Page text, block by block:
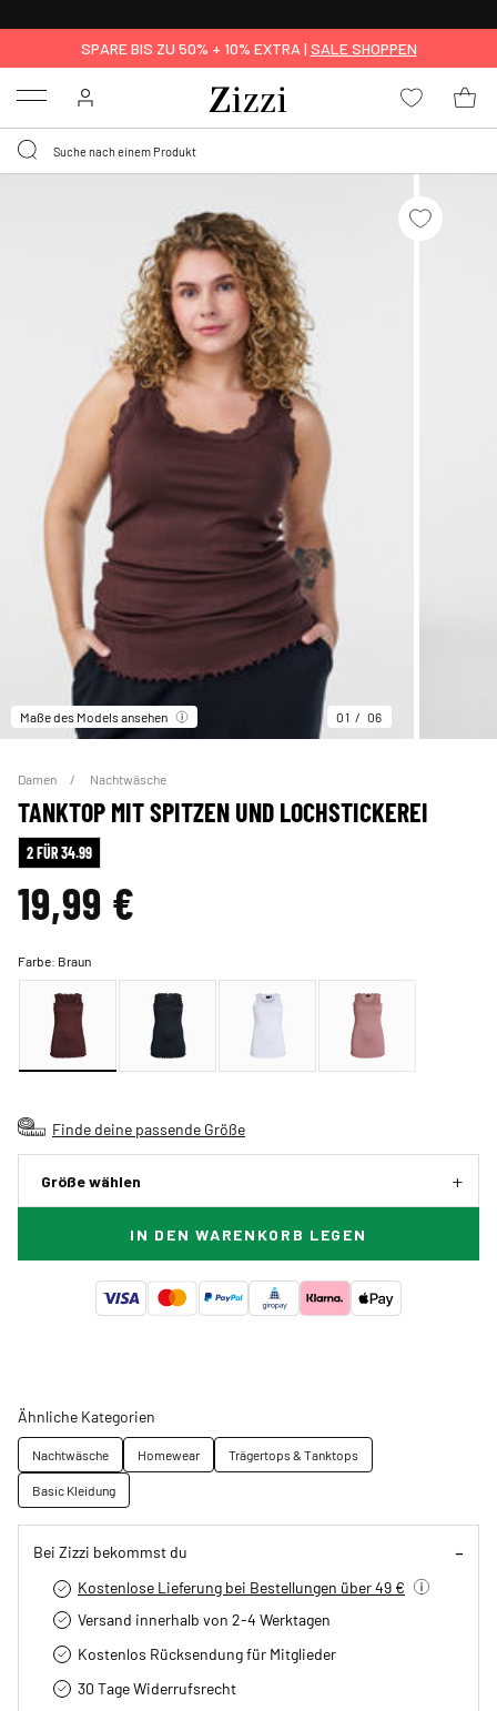
SPARE BIS ZU 50% + 10% EXTRA | SALE SHOPPEN
Menu
Maße des Models ansehen 01 06
Damen Nachtwäsche
TANKTOP MIT SPITZEN UND LOCHSTICKEREI
2 FÜR 34.99
19,99 €
Farbe: Braun
Finde deine passende Größe
Größe wählen
IN DEN WARENKORB LEGEN
Ähnliche Kategorien
Nachtwäsche Homewear
Trägertops & Tanktops
Basic Kleidung
Bei Zizzi bekommst du
Kostenlose Lieferung bei Bestellungen über 49 €
Versand innerhalb von 2-4 Werktagen
Kostenlos Rücksendung für Mitglieder
30 Tage Widerrufsrecht